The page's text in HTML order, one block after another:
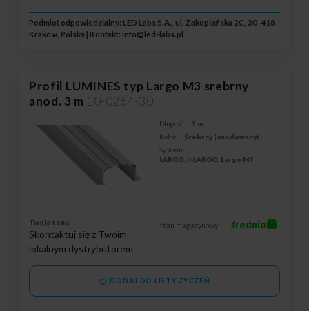
Podmiot odpowiedzialny: LED Labs S.A., ul. Zakopiańska 2C, 30-418
Kraków, Polska | Kontakt: info@led-labs.pl
Profil LUMINES typ Largo M3 srebrny
anod. 3 m 10-0264-30
Długość:
3 m
Kolor:
Srebrny (anodowany)
System:
LARGO, inLARGO, Largo M3
Twoja cena:
Skontaktuj się z Twoim
lokalnym dystrybutorem
Stan magazynowy: średnio
DODAJ DO LISTY ŻYCZEŃ